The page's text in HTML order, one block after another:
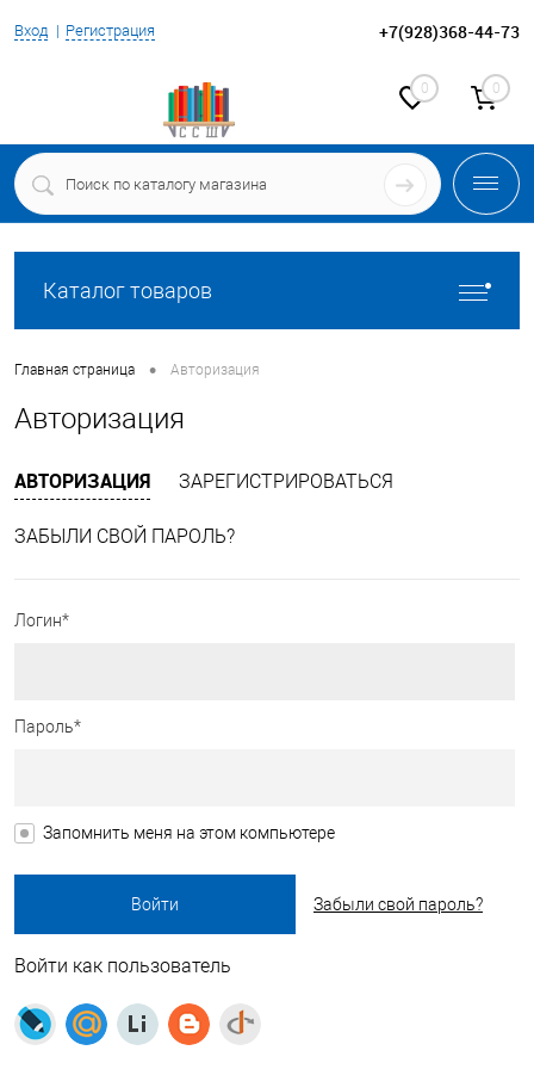
Вход Регистрация +7(928)368-44-73
0 0
Каталог товаров
Главная страница • Авторизация
Авторизация
АВТОРИЗАЦИЯ ЗАРЕГИСТРИРОВАТЬСЯ
ЗАБЫЛИ СВОЙ ПАРОЛЬ?
Логин*
Пароль*
Запомнить меня на этом компьютере
Забыли свой пароль?
Войти как пользователь